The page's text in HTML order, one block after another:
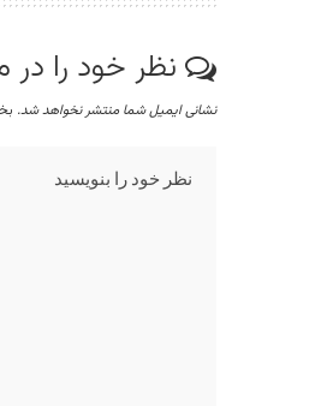
نظر خود را در
نشانی ایمیل شما منتشر نخواهد شد.